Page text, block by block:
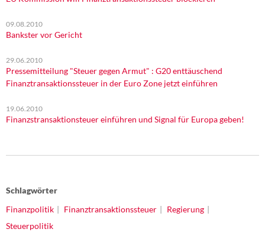
09.08.2010
Bankster vor Gericht
29.06.2010
Pressemitteilung "Steuer gegen Armut" : G20 enttäuschend
Finanztransaktionssteuer in der Euro Zone jetzt einführen
19.06.2010
Finanzstransaktionsteuer einführen und Signal für Europa geben!
Schlagwörter
Finanzpolitik
Finanztransaktionssteuer
Regierung
Steuerpolitik